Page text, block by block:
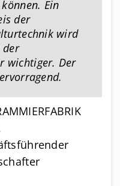
Ein
der
wird
der
wichtiger. Der